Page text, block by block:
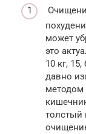
может
это
10 кг,
давно
толстый